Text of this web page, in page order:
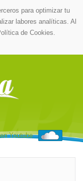
para optimizar tu
labores analíticas. Al
de Cookies.